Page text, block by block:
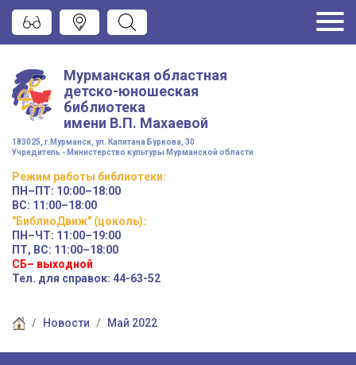
Мурманская областная
детско-юношеская
библиотека
имени В.П. Махаевой
183025, г.Мурманск, ул. Капитана Буркова, 30
Учредитель - Министерство культуры Мурманской области
Режим работы библиотеки:
ПН–ПТ: 10:00–18:00
ВС: 11:00–18:00
"БиблиоДвиж" (цоколь):
ПН–ЧТ: 11:00–19:00
ПТ, ВС: 11:00–18:00
СБ– выходной
Тел. для справок: 44-63-52
Новости Май 2022